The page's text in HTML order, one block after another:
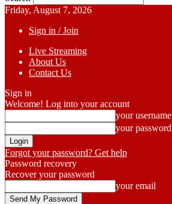
Friday, August 7, 2026
Sign in / Join
Live Streaming
About Us
Contact Us
Sign in
Welcome! Log into your account
your username
your password
Forgot your password? Get help
Password recovery
Recover your password
your email